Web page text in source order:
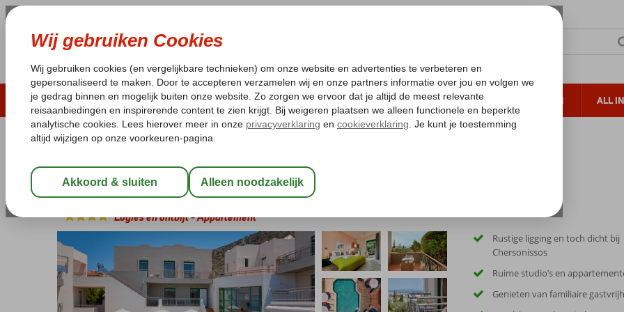
ZOMER 2026 LAST MINUTES WINTERZON ZONVAKANTIES VERRE REIZEN ALL
Laagsteprijsgarantie* Geen fueltoeslag Gratis annuleren*
Home
Griekenland Kreta Chersonissos Bella Vista
Bella Vista
Logies en ontbijt-Appartement
Rustige ligging en toch dicht bij
Chersonissos
Ruime studio’s en
Genieten van familiaire